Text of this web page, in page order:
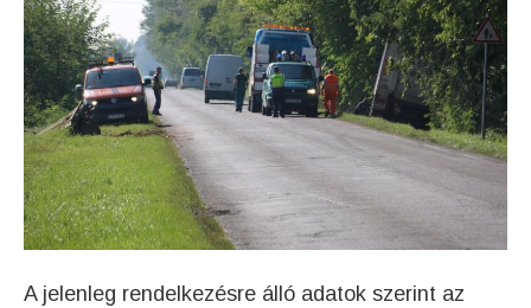
A jelenleg rendelkezésre álló adatok szerint az